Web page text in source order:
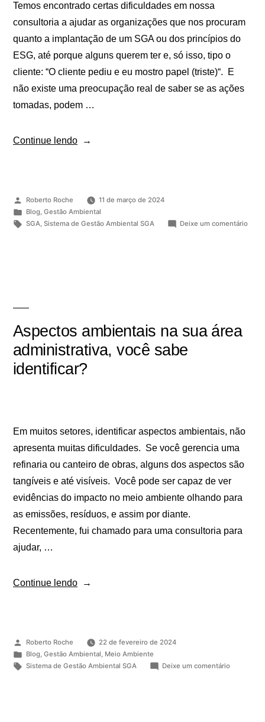
Temos encontrado certas dificuldades em nossa
consultoria a ajudar as organizações que nos procuram
quanto a implantação de um SGA ou dos princípios do
ESG, até porque alguns querem ter e, só isso, tipo o
cliente: “O cliente pediu e eu mostro papel (triste)“. E
não existe uma preocupação real de saber se as ações
tomadas, podem …
Continue lendo
Roberto Roche
11 de março de 2024
Blog, Gestão Ambiental
SGA, Sistema de Gestão Ambiental SGA Deixe um comentário
Aspectos ambientais na sua área
administrativa, você sabe
identificar?
Em muitos setores, identificar aspectos ambientais, não
apresenta muitas dificuldades. Se você gerencia uma
refinaria ou canteiro de obras, alguns dos aspectos são
tangíveis e até visíveis. Você pode ser capaz de ver
evidências do impacto no meio ambiente olhando para
as emissões, resíduos, e assim por diante.
Recentemente, fui chamado para uma consultoria para
ajudar, …
Continue lendo
Roberto Roche
22 de fevereiro de 2024
Blog, Gestão Ambiental, Meio Ambiente
Sistema de Gestão Ambiental SGA
Deixe um comentário